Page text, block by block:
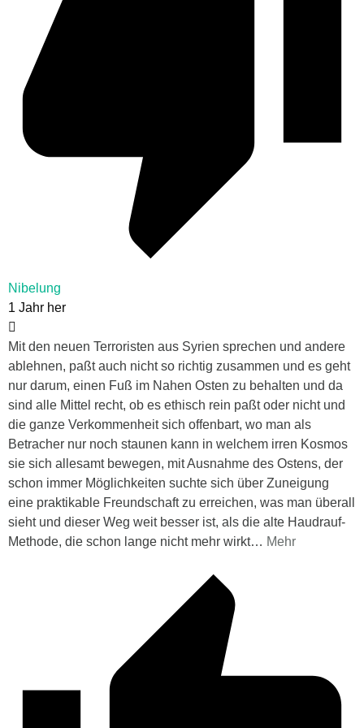
Nibelung
1 Jahr her
Mit den neuen Terroristen aus Syrien sprechen und andere
ablehnen, paßt auch nicht so richtig zusammen und es geht
nur darum, einen Fuß im Nahen Osten zu behalten und da
sind alle Mittel recht, ob es ethisch rein paßt oder nicht und
die ganze Verkommenheit sich offenbart, wo man als
Betracher nur noch staunen kann in welchem irren Kosmos
sie sich allesamt bewegen, mit Ausnahme des Ostens, der
schon immer Möglichkeiten suchte sich über Zuneigung
eine praktikable Freundschaft zu erreichen, was man überall
sieht und dieser Weg weit besser ist, als die alte Haudrauf-
Methode, die schon lange nicht mehr wirkt… Mehr